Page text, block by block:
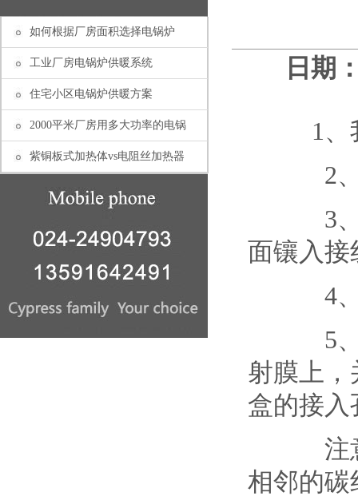
如何根据厂房面积选择电锅炉
工业厂房电锅炉供暖系统
住宅小区电锅炉供暖方案
2000平米厂房用多大功率的电锅
紫铜板式加热体vs电阻丝加热器
日期
1、我
2、其
3、接
面镶入接
4、把
5、把
射膜上
盒的接入
注意：
相邻的碳